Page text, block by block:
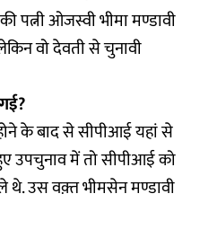
पत्नी ओजस्वी भीमा मण्डावी
वो देवती से चुनावी
के बाद से सीपीआई यहां से
उपचुनाव में तो सीपीआई को
थे. उस वक़्त भीमसेन मण्डावी